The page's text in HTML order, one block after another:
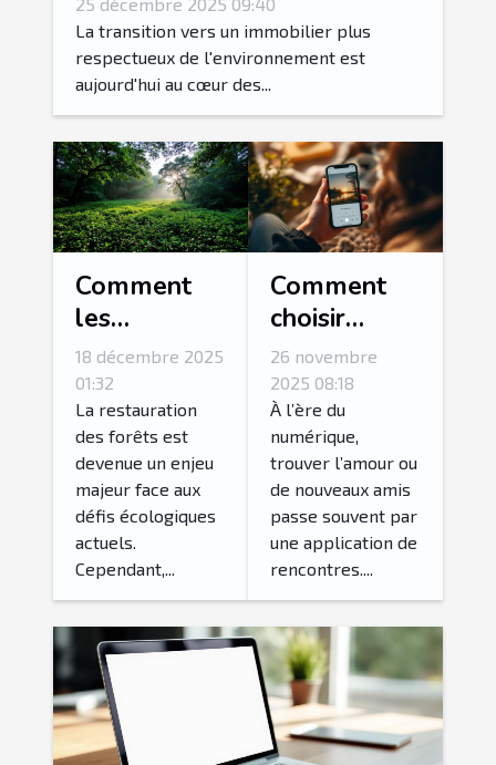
La transition vers un immobilier plus
respectueux de l'environnement est
aujourd'hui au cœur des...
Comment
les
méthodes
de
reboisement
influencent-
elles la
biodiversité?
18 décembre 2025
01:32
La restauration
des forêts est
devenue un enjeu
majeur face aux
défis écologiques
actuels.
Cependant,...
Comment
choisir
l'application
de
rencontres
idéale pour
vos objectifs
?
26 novembre
2025 08:18
À l’ère du
numérique,
trouver l’amour ou
de nouveaux amis
passe souvent par
une application de
rencontres....